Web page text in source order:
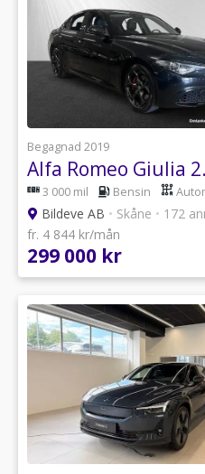
Begagnad 2019
Alfa Romeo Giulia
3 000 mil Bensin
Bildeve AB • Skåne • 172
fr. 4 844 kr/mån
299 000 kr